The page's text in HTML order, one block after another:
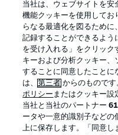
Official Partners
当社は、ウェブサイトを
機能クッキーを使用してお
らなる最適化を図るため
記録することができるよう
を受け入れる」をクリック
キーおよび分析クッキー、
することに同意したことに
は、第三者 からのもので
ポリシー またはクッキー設
当社と当社のパートナー61
ータや一意的識別子などの
上に保存します。「同意し